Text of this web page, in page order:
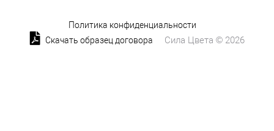
Политика конфиденциальности
Скачать образец договора
Сила Цвета © 2026